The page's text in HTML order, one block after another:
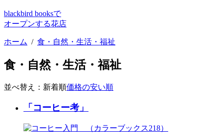
blackbird booksで
オープンする花店
ホーム / 食・自然・生活・福祉
食・自然・生活・福祉
並べ替え： 新着順価格の安い順
「コーヒー考」